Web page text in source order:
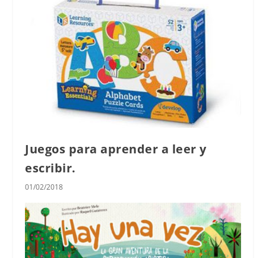
Juegos para aprender a leer y
escribir.
01/02/2018